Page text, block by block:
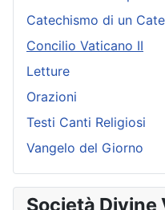
Catechismo di un
Concilio Vaticano II
Letture
Orazioni
Testi Canti Religiosi
Vangelo del Giorno
Società Divine